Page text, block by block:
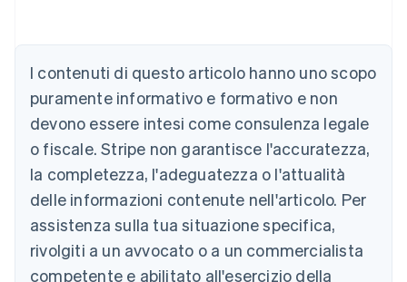
I contenuti di questo articolo hanno uno scopo
puramente informativo e formativo e non
devono essere intesi come consulenza legale
o fiscale. Stripe non garantisce l'accuratezza,
la completezza, l'adeguatezza o l'attualità
delle informazioni contenute nell'articolo. Per
assistenza sulla tua situazione specifica,
rivolgiti a un avvocato o a un commercialista
competente e abilitato all'esercizio della
English
DeutschEnglish
Belgio
Nederlands Français English
Brasile
PortuguêsEnglish
Bulgaria
Canada
EnglishFrançais
Cina continentale